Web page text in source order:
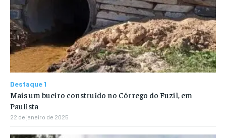
Destaque 1
Mais um bueiro construído no Córrego do Fuzil, em
Paulista
22 de janeiro de 2025